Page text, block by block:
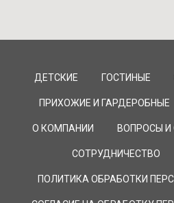
ДЕТСКИЕ ГОСТИНЫЕ
ПРИХОЖИЕ И ГАРДЕРОБНЫЕ
О КОМПАНИИ ВОПРОСЫ И
СОТРУДНИЧЕСТВО
ПОЛИТИКА ОБРАБОТКИ